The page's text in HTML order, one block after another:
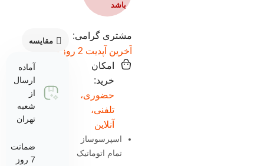
باشد
مشتری گرامی:
آخرین آپدیت 2 روز پیش
امکان
خرید:
حضوری،
تلفنی،
آنلاین
اسپرسوساز
تمام اتوماتیک
مقایسه
آماده
ارسال
از
شعبه
تهران
ضمانت
7 روز